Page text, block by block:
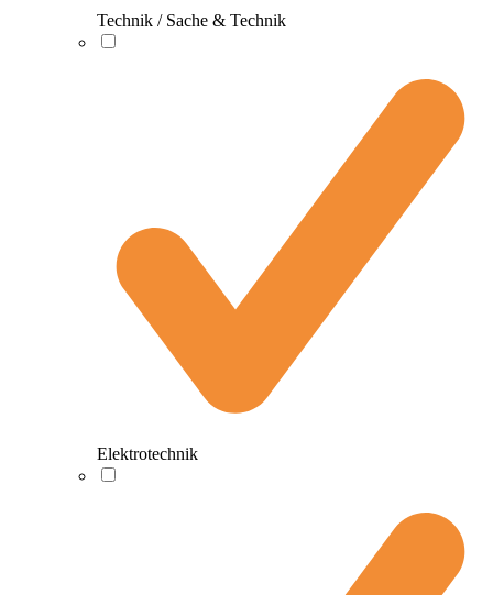
Technik / Sache & Technik
Elektrotechnik